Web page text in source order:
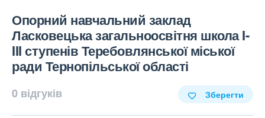
Опорний навчальний заклад
Ласковецька загальноосвітня школа I-
III ступенів Теребовлянської міської
ради Тернопільської області
0 відгуків Зберегти